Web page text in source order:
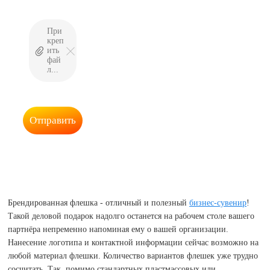
При
креп
ить
фай
л...
Отправить
Брендированная флешка - отличный и полезный бизнес-сувенир!
Такой деловой подарок надолго останется на рабочем столе вашего
партнёра непременно напоминая ему о вашей организации.
Нанесение логотипа и контактной информации сейчас возможно на
любой материал флешки. Количество вариантов флешек уже трудно